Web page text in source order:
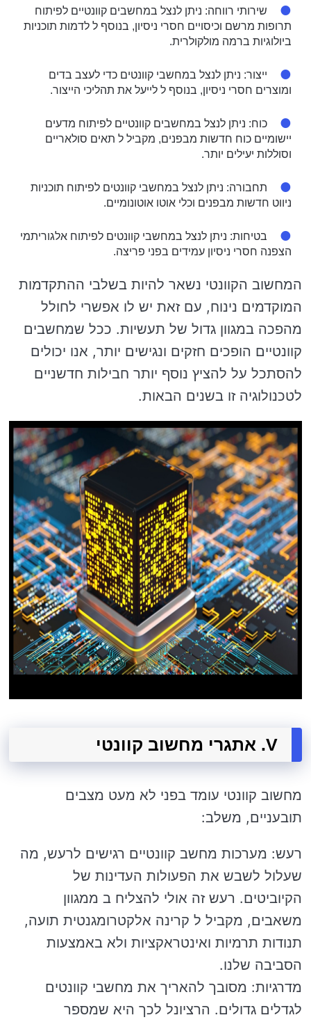
שירותי רווחה: ניתן לנצל במחשבים קוונטיים לפיתוח
תרופות מרשם וכיסויים חסרי ניסיון, בנוסף ל לדמות תוכניות
ביולוגיות ברמה מולקולרית.
ייצור: ניתן לנצל במחשבי קוונטים כדי לעצב בדים
ומוצרים חסרי ניסיון, בנוסף ל לייעל את תהליכי הייצור.
כוח: ניתן לנצל במחשבים קוונטיים לפיתוח מדעים
יישומיים כוח חדשות מבפנים, מקביל ל תאים סולאריים
וסוללות יעילים יותר.
תחבורה: ניתן לנצל במחשבי קוונטים לפיתוח תוכניות
ניווט חדשות מבפנים וכלי אוטו אוטונומיים.
בטיחות: ניתן לנצל במחשבי קוונטים לפיתוח אלגוריתמי
הצפנה חסרי ניסיון עמידים בפני פריצה.
המחשוב הקוונטי נשאר להיות בשלבי ההתקדמות
המוקדמים נינוח, עם זאת יש לו אפשרי לחולל
מהפכה במגוון גדול של תעשיות. ככל שמחשבים
קוונטיים הופכים חזקים ונגישים יותר, אנו יכולים
להסתכל על להציץ נוסף יותר חבילות חדשניים
לטכנולוגיה זו בשנים הבאות.
V. אתגרי מחשוב קוונטי
מחשוב קוונטי עומד בפני לא מעט מצבים
תובעניים, משלב:
רעש: מערכות מחשב קוונטיים רגישים לרעש, מה
שעלול לשבש את הפעולות העדינות של
הקיוביטים. רעש זה אולי להצליח ב ממגוון
משאבים, מקביל ל קרינה אלקטרומגנטית תועה,
תנודות תרמיות ואינטראקציות ולא באמצעות
הסביבה שלנו.
מדרגיות: מסובך להאריך את מחשבי קוונטים
לגדלים גדולים. הרציונל לכך היא שמספר